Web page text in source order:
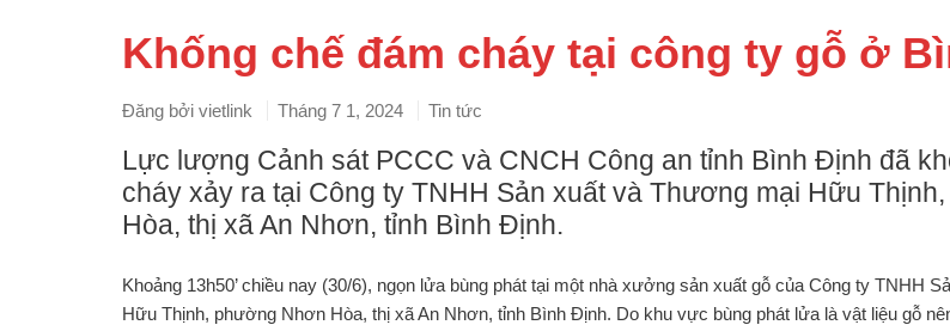
Khống chế đám cháy tại công ty gỗ ở
Đăng bởi vietlink Tháng 7 1, 2024 Tin tức
Lực lượng Cảnh sát PCCC và CNCH Công an tỉnh Bình Định đã
cháy xảy ra tại Công ty TNHH Sản xuất và Thương mại Hữu
Hòa, thị xã An Nhơn, tỉnh Bình Định.
Khoảng 13h50’ chiều nay (30/6), ngọn lửa bùng phát tại một nhà xưởng sản xuất gỗ của Công ty TNHH
Hữu Thịnh, phường Nhơn Hòa, thị xã An Nhơn, tỉnh Bình Định. Do khu vực bùng phát lửa là vật liệu gỗ